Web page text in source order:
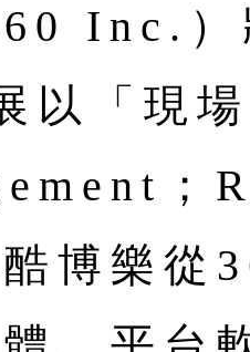
Inc.）
以「現
；
博樂從